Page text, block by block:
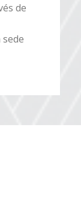
de
sede